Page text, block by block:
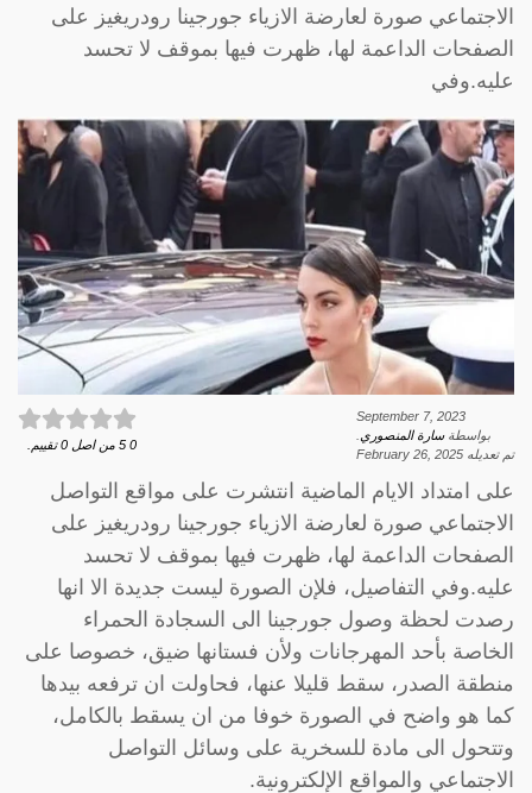
الاجتماعي صورة لعارضة الازياء ​جورجينا رودريغيز​ على
الصفحات الداعمة لها، ظهرت فيها بموقف لا تحسد
عليه.وفي
September 7, 2023
بواسطةسارة المنصوري
تم تعديله February 26, 2025
0
5 من اصل 0 تقييم.
على امتداد الايام الماضية انتشرت على مواقع التواصل
الاجتماعي صورة لعارضة الازياء ​جورجينا رودريغيز​ على
الصفحات الداعمة لها، ظهرت فيها بموقف لا تحسد
عليه.وفي التفاصيل، فلإن الصورة ليست جديدة الا انها
رصدت لحظة وصول جورجينا الى السجادة الحمراء
الخاصة بأحد المهرجانات ولأن فستانها ضيق، خصوصا على
منطقة الصدر، سقط قليلا عنها، فحاولت ان ترفعه بيدها
كما هو واضح في الصورة خوفا من ان يسقط بالكامل،
وتتحول الى مادة للسخرية على وسائل التواصل
الاجتماعي والمواقع الإلكترونية.